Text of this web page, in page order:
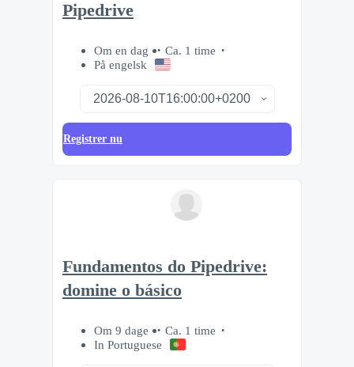
Pipedrive
Om en dag
Ca. 1 time
På engelsk
Registrer nu
Fundamentos do Pipedrive:
domine o básico
Om 9 dage
Ca. 1 time
In Portuguese